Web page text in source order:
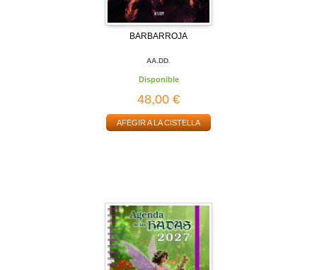
BARBARROJA
AA.DD.
Disponible
48,00 €
AFEGIR A LA CISTELLA